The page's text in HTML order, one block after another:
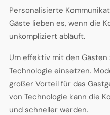
Personalisierte
Gäste lieben es, wenn die
unkompliziert abläuft.
Um effektiv mit den Gästen
Technologie einsetzen.
großer Vorteil für das
von Technologie kann die
und schneller werden.